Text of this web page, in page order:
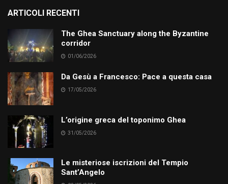
ARTICOLI RECENTI
The Ghea Sanctuary along the Byzantine
corridor
01/06/2026
Da Gesù a Francesco: Pace a questa casa
17/05/2026
L’origine greca del toponimo Ghea
31/05/2026
Le misteriose iscrizioni del Tempio
Sant’Angelo